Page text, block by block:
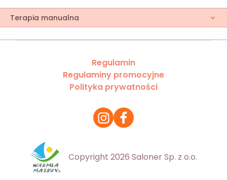
Terapia manualna
Regulamin
Regulaminy promocyjne
Polityka prywatności
Copyright 2026 Saloner Sp. z o.o.